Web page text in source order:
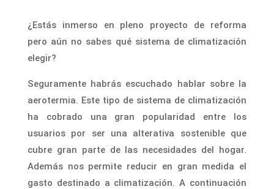
¿Estás inmerso en pleno proyecto de reforma
pero aún no sabes qué sistema de climatización
elegir?
Seguramente habrás escuchado hablar sobre la
aerotermia. Este tipo de sistema de climatización
ha cobrado una gran popularidad entre los
usuarios por ser una alterativa sostenible que
cubre gran parte de las necesidades del hogar.
Además nos permite reducir en gran medida el
gasto destinado a climatización. A continuación